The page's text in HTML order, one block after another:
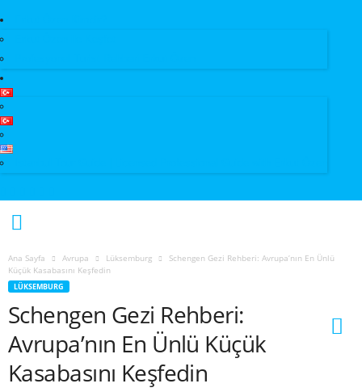
Ana Sayfa Avrupa Lüksemburg
Schengen Gezi Rehberi: Avrupa’nın En Ünlü
Küçük Kasabasını Keşfedin
LÜKSEMBURG
Schengen Gezi Rehberi:
Avrupa’nın En Ünlü Küçük
Kasabasını Keşfedin